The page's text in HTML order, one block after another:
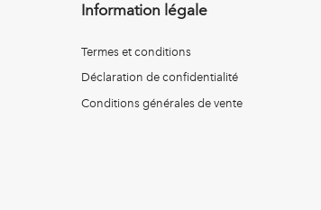
Information légale
Termes et conditions
Déclaration de confidentialité
Conditions générales de vente